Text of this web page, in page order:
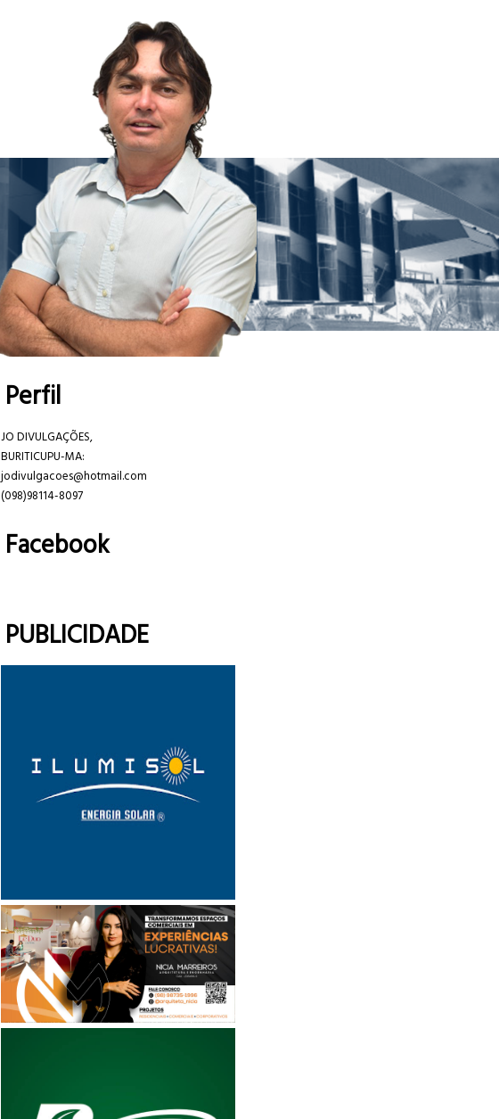
Perfil
JO DIVULGAÇÕES,
BURITICUPU-MA:
jodivulgacoes@hotmail.com
(098)98114-8097
Facebook
PUBLICIDADE